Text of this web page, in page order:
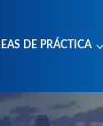
DE PRÁCTICA